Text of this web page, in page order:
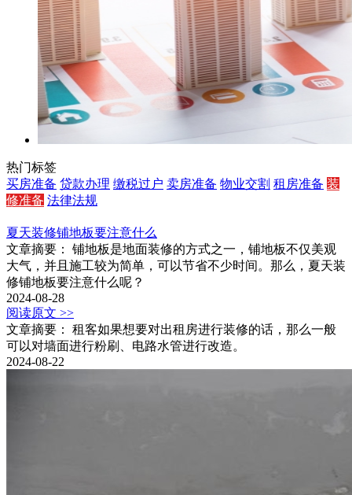
热门标签
买房准备 贷款办理 缴税过户 卖房准备 物业交割 租房准备 装
修准备 法律法规
夏天装修铺地板要注意什么
文章摘要： 铺地板是地面装修的方式之一，铺地板不仅美观
大气，并且施工较为简单，可以节省不少时间。那么，夏天装
修铺地板要注意什么呢？
2024-08-28
阅读原文 >>
文章摘要： 租客如果想要对出租房进行装修的话，那么一般
可以对墙面进行粉刷、电路水管进行改造。
2024-08-22